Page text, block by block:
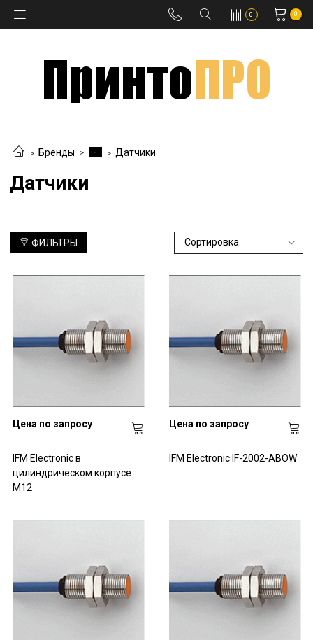
0 0
Бренды - Датчики
Датчики
ФИЛЬТРЫ
Цена по запросу
IFM Electronic в
цилиндрическом корпусе
M12
Цена по запросу
IFM Electronic IF-2002-ABOW